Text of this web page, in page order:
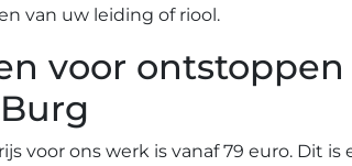
van uw leiding of riool.
voor
voor ons werk is vanaf 79 euro. Dit